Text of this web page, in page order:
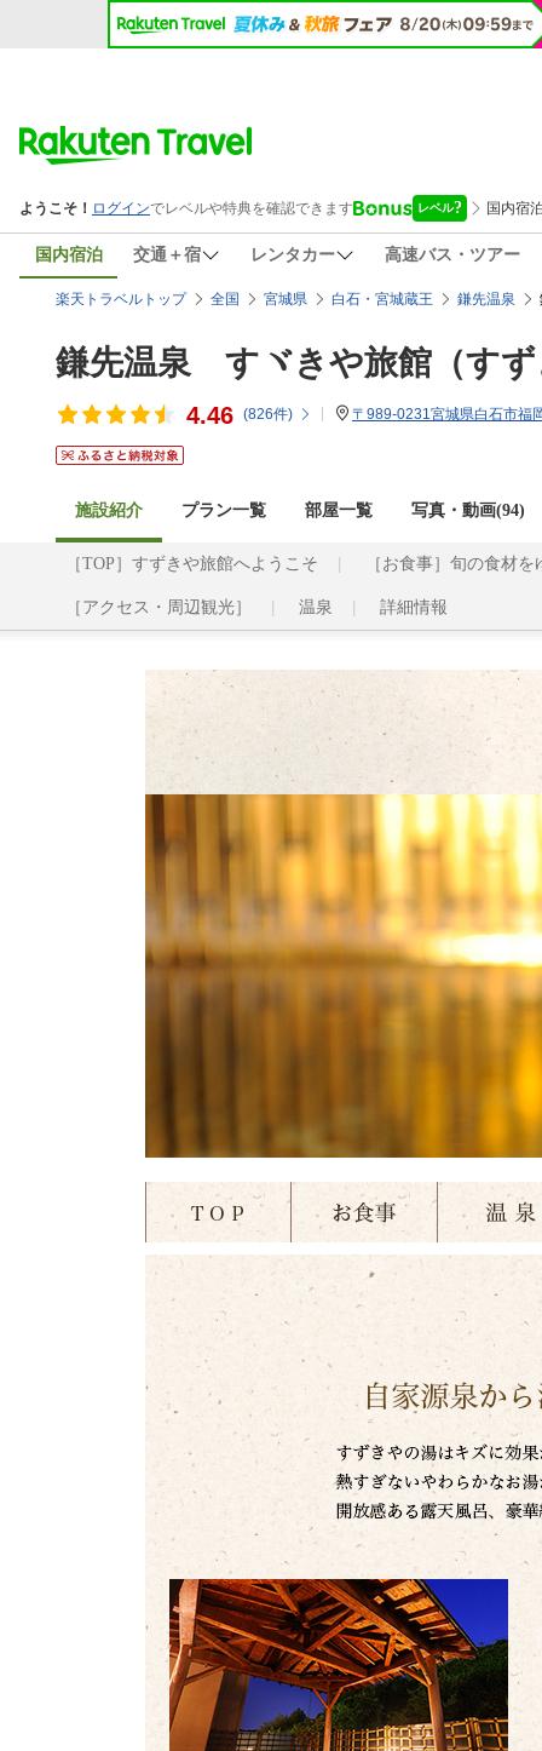
国内宿泊 交通＋宿 レンタカー 高速バス・ツアー
楽天トラベルトップ 全国 宮城県 白石・宮城蔵王 鎌先温泉
鎌先温泉 すヾきや旅館（すず
4.46 (826件) 〒989-0231宮城県白石市福
施設紹介 プラン一覧 部屋一覧 写真・動画(94)
［TOP］すずきや旅館へようこそ ［お食事］旬の食材
［アクセス・周辺観光］ 温泉 詳細情報